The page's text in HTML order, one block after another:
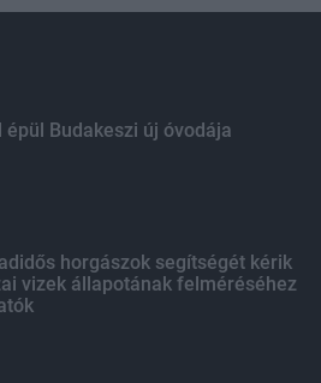
épül Budakeszi új óvodája
horgászok segítségét kérik
vizek állapotának felméréséhez